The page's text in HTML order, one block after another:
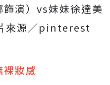
演）vs妹妹徐達美
來源／pinterest
妝感